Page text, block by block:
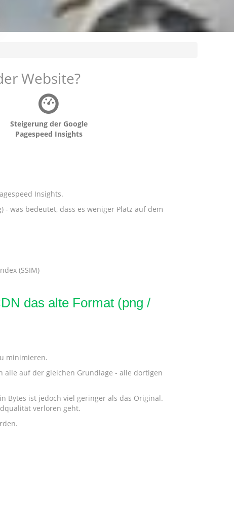
Website?
Steigerung der Google
Pagespeed Insights
Insights.
was bedeutet, dass es weniger Platz auf dem
(SSIM)
das alte Format (png /
minimieren.
alle auf der gleichen Grundlage - alle dortigen
Bytes ist jedoch viel geringer als das Original.
verloren geht.